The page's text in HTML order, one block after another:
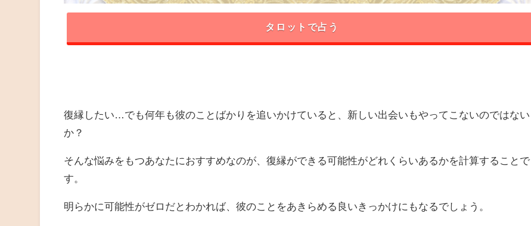
タロットで占う
復縁したい…でも何年も彼のことばかりを追いかけていると、新しい出会いもやってこないのではない
か？
そんな悩みをもつあなたにおすすめなのが、復縁ができる可能性がどれくらいあるかを計算することで
す。
明らかに可能性がゼロだとわかれば、彼のことをあきらめる良いきっかけにもなるでしょう。